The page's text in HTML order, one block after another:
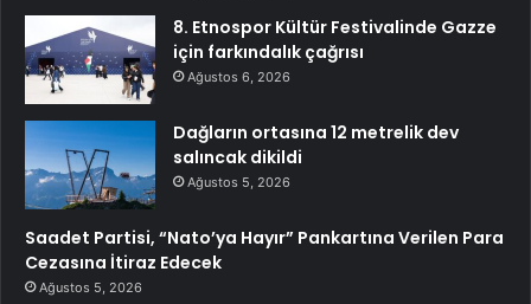
8. Etnospor Kültür Festivalinde Gazze
için farkındalık çağrısı
Ağustos 6, 2026
Dağların ortasına 12 metrelik dev
salıncak dikildi
Ağustos 5, 2026
Saadet Partisi, “Nato’ya Hayır” Pankartına Verilen Para
Cezasına İtiraz Edecek
Ağustos 5, 2026